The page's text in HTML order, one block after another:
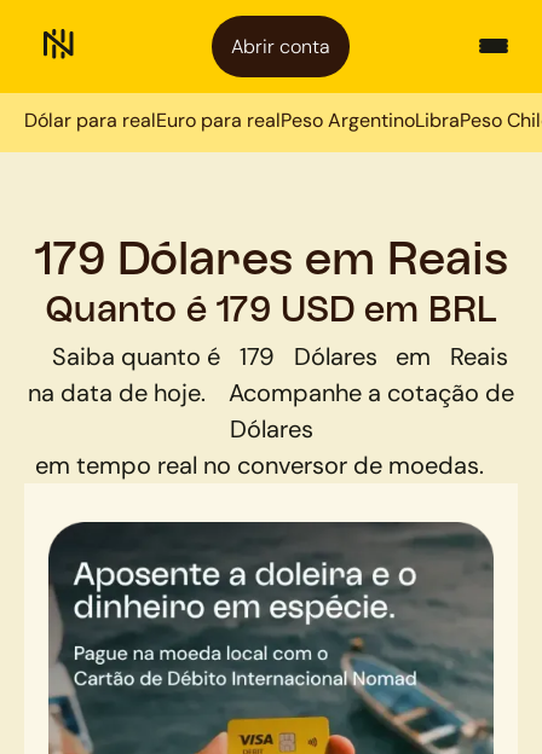
Abrir conta
Dólar para realEuro para realPeso ArgentinoLibraPeso
179 Dólares em Reais
Quanto é 179 USD em BRL
Saiba quanto é 179 Dólares em
Reais
na data de hoje.
Acompanhe a cotação de
Dólares
em tempo real no conversor de moedas.